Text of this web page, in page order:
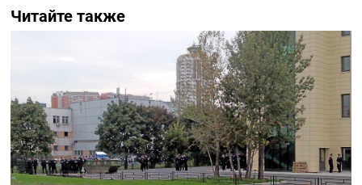
Читайте также